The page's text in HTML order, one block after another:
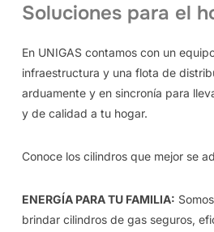
Soluciones para el
En UNIGAS contamos con un
infraestructura y una flota de
arduamente y en sincronía para
y de calidad a tu hogar.
Conoce los cilindros que mejor se
ENERGÍA PARA TU FAMILIA:
brindar cilindros de gas seguros,